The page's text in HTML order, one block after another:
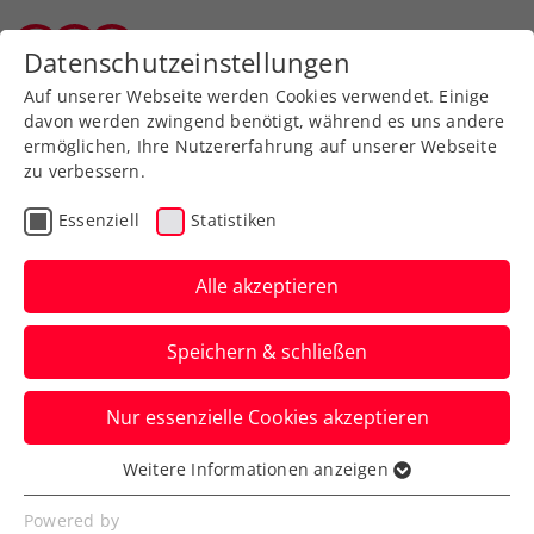
Zurück zur Newsübersicht
Turniere
Upper Austria Ladies
Linz: Kraus „sehr
dankbar, wieder dabei zu
sein“
Die aktuelle ÖTV-Spitzenspielerin im
Interview mit dem Presseteam des WTA-
500-Turniers in Oberösterreich.
Datenschutzeinstellungen
Auf unserer Webseite werden Cookies verwendet. Einige
davon werden zwingend benötigt, während es uns andere
ermöglichen, Ihre Nutzererfahrung auf unserer Webseite
zu verbessern.
Essenziell Statistiken
Alle akzeptieren
Speichern & schließen
Nur essenzielle Cookies akzeptieren
Essenziell
Essenzielle Cookies werden für grundlegende
Weitere Informationen anzeigen
Powered by